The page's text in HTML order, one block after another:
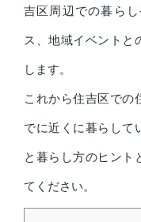
吉区周辺での暮ら
ス、地域イベントと
します。
これから住吉区での
でに近くに暮らして
と暮らし方のヒント
てください。